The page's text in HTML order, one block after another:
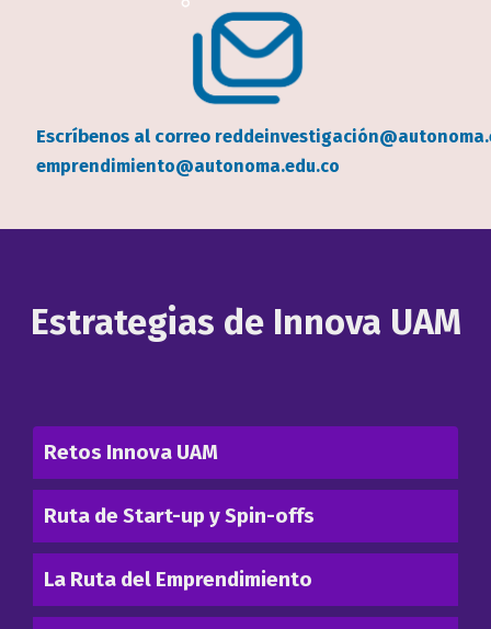
campo
texto
texto
Escríbenos al correo
emprendimiento@autonoma.edu.co
Estrategias de Innova UAM
Retos Innova UAM
Ruta de Start-up y Spin-offs
La Ruta del Emprendimiento